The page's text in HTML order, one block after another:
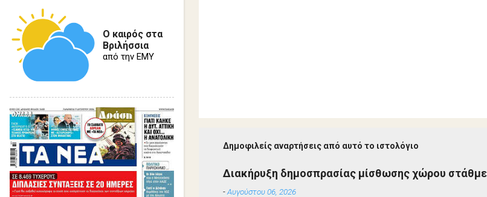
Δημοφιλείς αναρτήσεις από αυτό το ιστολόγιο
Διακήρυξη δημοσπρασίας μίσθωσης χώρου
-Αυγούστου 06, 2026
Ο καιρός στα
Βριλήσσια
από την ΕΜΥ